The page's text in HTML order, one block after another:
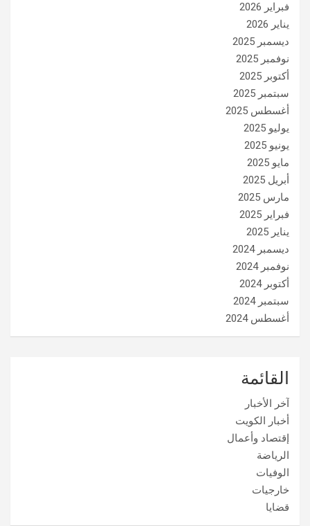
فبراير 2026
يناير 2026
ديسمبر 2025
نوفمبر 2025
أكتوبر 2025
سبتمبر 2025
أغسطس 2025
يوليو 2025
يونيو 2025
مايو 2025
أبريل 2025
مارس 2025
فبراير 2025
يناير 2025
ديسمبر 2024
نوفمبر 2024
أكتوبر 2024
سبتمبر 2024
أغسطس 2024
القائمة
آخر الأخبار
أخبار الكويت
إقتصاد وأعمال
الرياضة
الوفيات
خارجيات
قضايا